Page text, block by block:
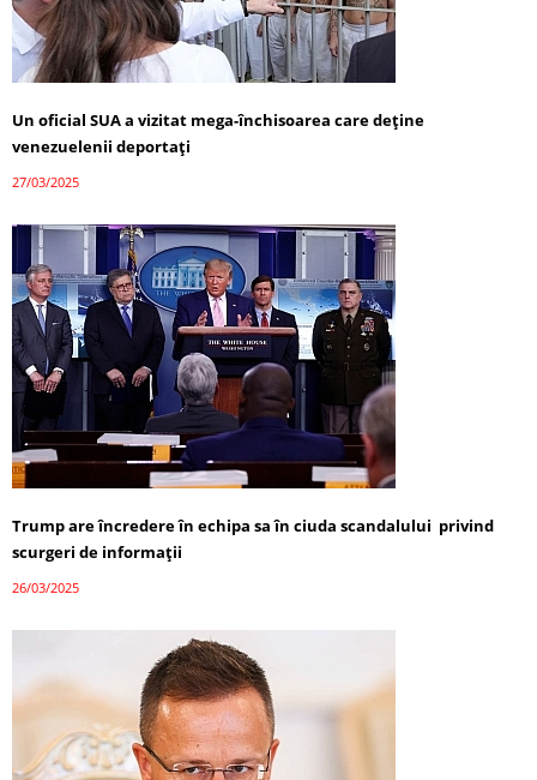
Un oficial SUA a vizitat mega-închisoarea care deține
venezuelenii deportați
27/03/2025
Trump are încredere în echipa sa în ciuda scandalului privind
scurgeri de informații
26/03/2025